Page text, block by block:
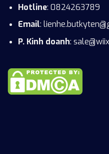
Hotline: 0824263789
Email:
P. Kinh doanh: